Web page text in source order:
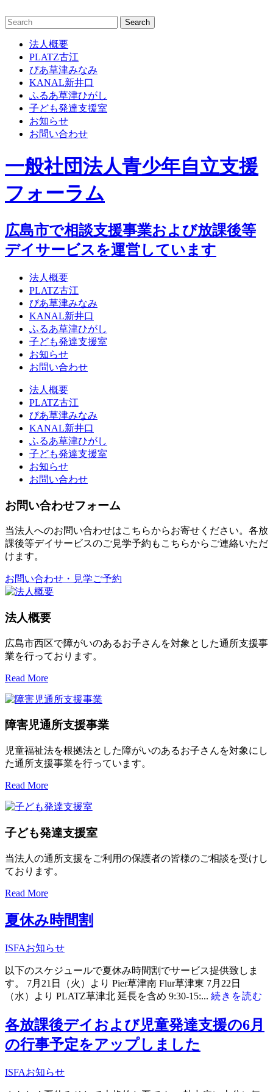
to
content
法人概要
PLATZ古江
ぴあ草津みなみ
KANAL新井口
ふるあ草津ひがし
子ども発達支援室
お知らせ
お問い合わせ
一般社団法人青少年自立支援
フォーラム
広島市で相談支援事業および放課後等
デイサービスを運営しています
法人概要
PLATZ古江
ぴあ草津みなみ
KANAL新井口
ふるあ草津ひがし
子ども発達支援室
お知らせ
お問い合わせ
法人概要
PLATZ古江
ぴあ草津みなみ
KANAL新井口
ふるあ草津ひがし
子ども発達支援室
お知らせ
お問い合わせ
お問い合わせフォーム
当法人へのお問い合わせはこちらからお寄せください。各放
課後等デイサービスのご見学予約もこちらからご連絡いただ
けます。
お問い合わせ・見学ご予約
法人概要
広島市西区で障がいのあるお子さんを対象とした通所支援事
業を行っております。
Read More
障害児通所支援事業
児童福祉法を根拠法とした障がいのあるお子さんを対象にし
た通所支援事業を行っています。
Read More
子ども発達支援室
当法人の通所支援をご利用の保護者の皆様のご相談を受けし
ております。
Read More
夏休み時間割
ISFAお知らせ
以下のスケジュールで夏休み時間割でサービス提供致しま
す。 7月21日（火）より Pier草津南 Flur草津東 7月22日
（水）より PLATZ草津北 延長を含め 9:30-15:... 続きを読む
各放課後デイおよび児童発達支援の6月
の行事予定をアップしました
ISFAお知らせ